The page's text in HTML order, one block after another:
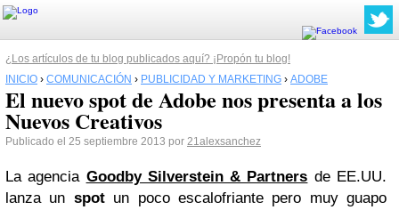
¿Los artículos de tu blog publicados aquí? ¡Propón tu blog!
INICIO › COMUNICACIÓN › PUBLICIDAD Y MARKETING › ADOBE
El nuevo spot de Adobe nos presenta a los
Nuevos Creativos
Publicado el 25 septiembre 2013 por 21alexsanchez
La agencia Goodby Silverstein & Partners de EE.UU.
lanza un spotun poco escalofriante pero muy guapo